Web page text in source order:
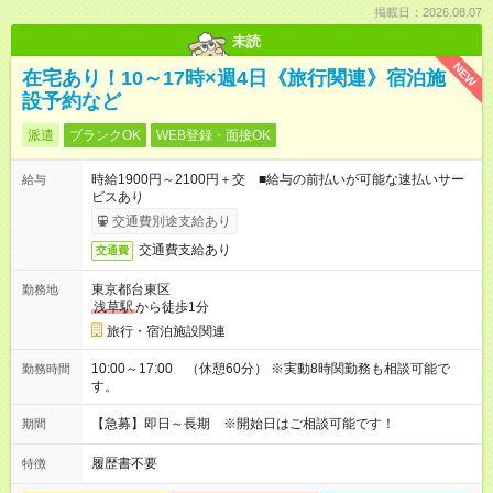
掲載日：2026.08.07
未読
NEW
在宅あり！10～17時×週4日《旅行関連》宿泊施
設予約など
派遣 ブランクOK WEB登録・面接OK
給与
時給1900円～2100円＋交 ■給与の前払いが可能な速払いサー
ビスあり
交通費別途支給あり
交通費 交通費支給あり
勤務地
東京都台東区
浅草駅から徒歩1分
旅行・宿泊施設関連
勤務時間
10:00～17:00 （休憩60分） ※実動8時関勤務も相談可能で
す。
期間 【急募】即日～長期 ※開始日はご相談可能です！
特徴 履歴書不要